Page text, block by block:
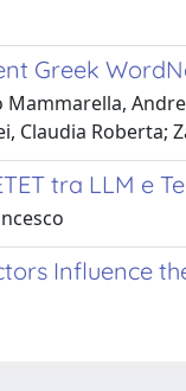
Greek
Claudia Roberta;
tra LLM e
Influence